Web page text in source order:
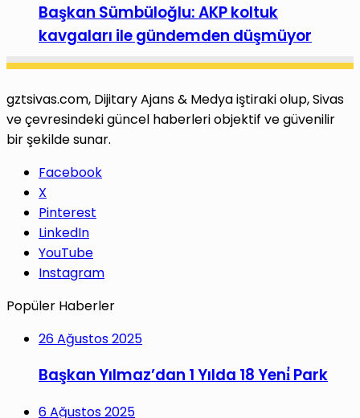
Başkan Sümbüloğlu: AKP koltuk
kavgaları ile gündemden düşmüyor
gztsivas.com, Dijitary Ajans & Medya iştiraki olup, Sivas
ve çevresindeki güncel haberleri objektif ve güvenilir
bir şekilde sunar.
Facebook
X
Pinterest
LinkedIn
YouTube
Instagram
Popüler Haberler
26 Ağustos 2025
Başkan Yılmaz’dan 1 Yılda 18 Yeni̇ Park
6 Ağustos 2025